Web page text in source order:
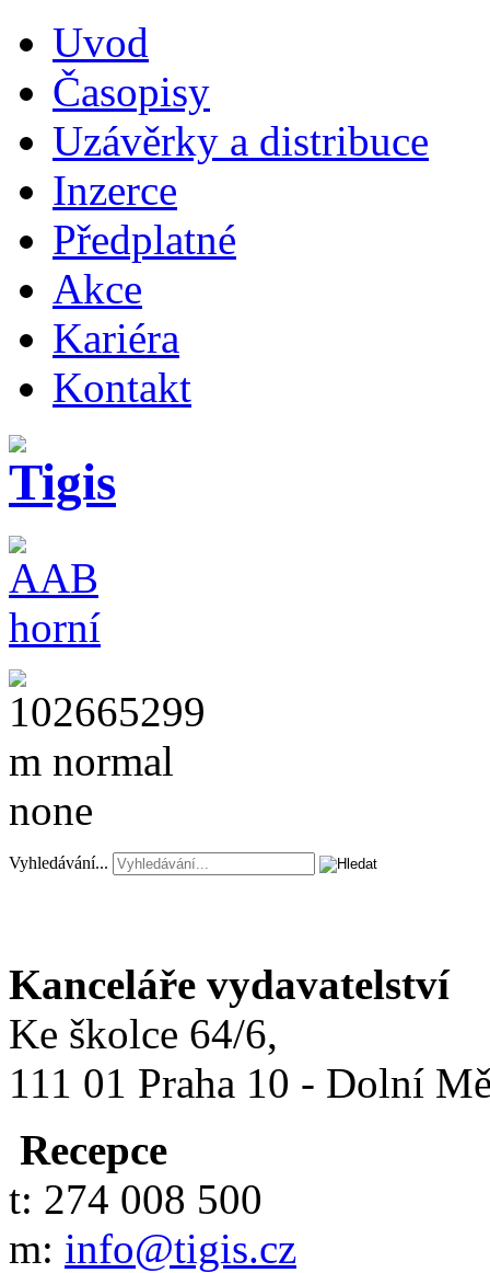
Uvod
Časopisy
Uzávěrky a distribuce
Inzerce
Předplatné
Akce
Kariéra
Kontakt
Vyhledávání...
Kanceláře vydavatelství
Ke školce 64/6,
111 01 Praha 10 - Dolní
Recepce
t: 274 008 500
m: info@tigis.cz